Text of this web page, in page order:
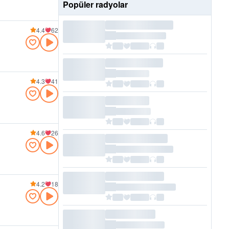
4.4 62
4.3 41
4.6 26
4.2 18
Popüler radyolar